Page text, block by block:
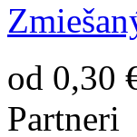
od 0,30
Partneri